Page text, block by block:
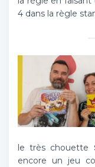
4 dans la règle
le très chouette
encore un jeu